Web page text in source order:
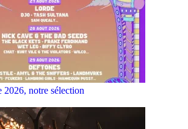
2026, notre sélection